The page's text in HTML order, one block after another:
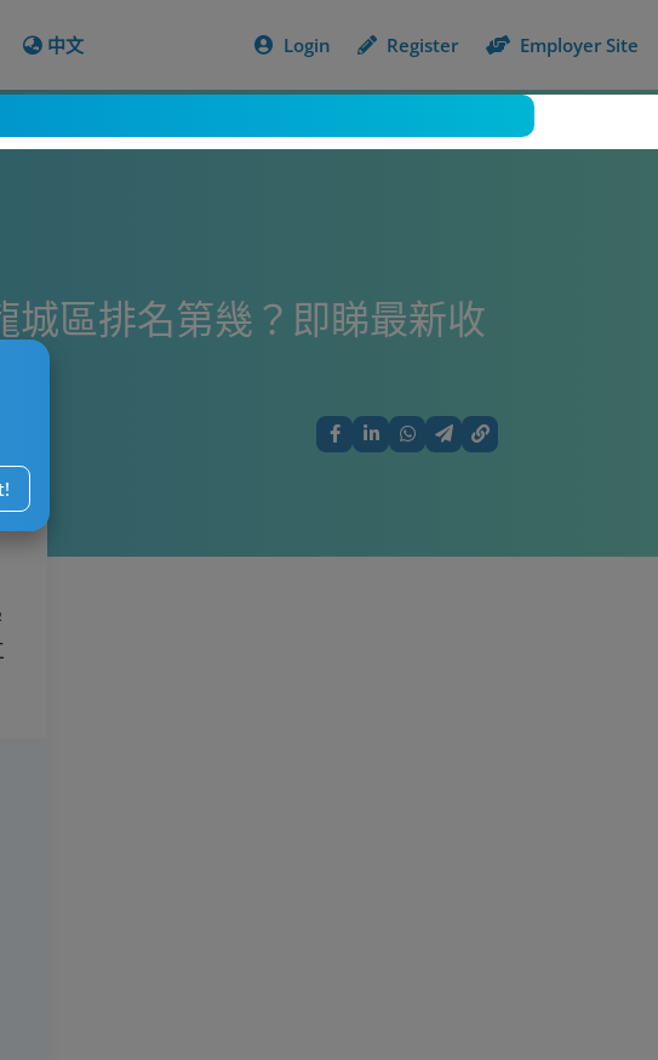
中文 Login Register Employer Site
城區排名第幾？即睇最新收